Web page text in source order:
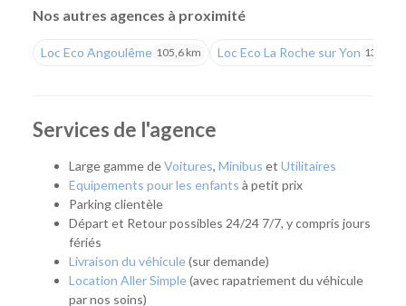
choix de véhicules, de tarifs compétitifs et de l'expertise Loc
Une agence pour tous vos déplacements
départ en vacances, un week-end, un déménagement ou
que vous ayez besoin de remplacer temporairement votre
adaptée. Son emplacement facilite également l'accès aux
habitants de Poitiers, Chasseneuil-du-Poitou, Buxerolles,
Migné-Auxances et des communes voisines.
Quel véhicule choisir ?
Notre agence met à votre disposition une flotte complète
Nos autres agences à proximité
Loc Eco Angoulême 105,6 km Loc Eco La Roche sur Yon 134,8
Services de l'agence
Large gamme deVoitures, Minibus et Utilitaires
Equipements pour les enfants à petit prix
Parking clientèle
Départ et Retour possibles 24/24 7/7, y compris jours
fériés
Livraison du véhicule(sur demande)
Location Aller Simple(avec rapatriement du véhicule
par nos soins)